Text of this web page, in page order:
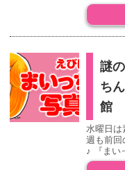
謎
ち
館
水曜日
週も前回
♪ 『まい